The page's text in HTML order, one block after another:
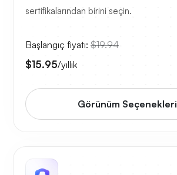
sertifikalarından birini seçin.
Başlangıç fiyatı: $19.94
$15.95/yıllık
Görünüm Seçenekleri